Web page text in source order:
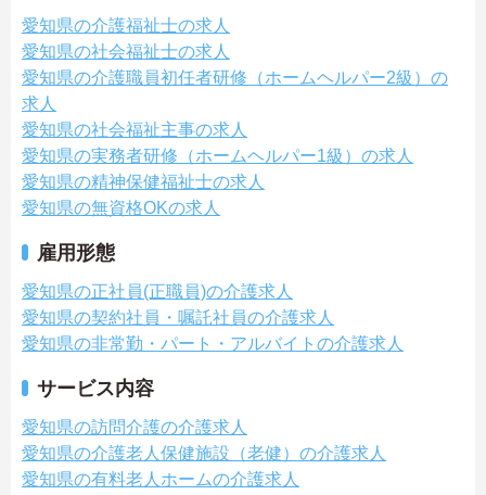
愛知県の介護福祉士の求人
愛知県の社会福祉士の求人
愛知県の介護職員初任者研修（ホームヘルパー2級）の
求人
愛知県の社会福祉主事の求人
愛知県の実務者研修（ホームヘルパー1級）の求人
愛知県の精神保健福祉士の求人
愛知県の無資格OKの求人
雇用形態
愛知県の正社員(正職員)の介護求人
愛知県の契約社員・嘱託社員の介護求人
愛知県の非常勤・パート・アルバイトの介護求人
サービス内容
愛知県の訪問介護の介護求人
愛知県の介護老人保健施設（老健）の介護求人
愛知県の有料老人ホームの介護求人